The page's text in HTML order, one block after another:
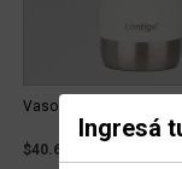
Ingresá
Vaso Contigo Huron 2.0
$40.699